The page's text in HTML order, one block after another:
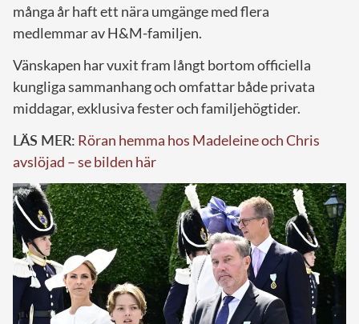
många år haft ett nära umgänge med flera
medlemmar av H&M-familjen.
Vänskapen har vuxit fram långt bortom officiella
kungliga sammanhang och omfattar både privata
middagar, exklusiva fester och familjehögtider.
LÄS MER: Röran hemma hos Madeleine och Chris
avslöjad – se bilden här